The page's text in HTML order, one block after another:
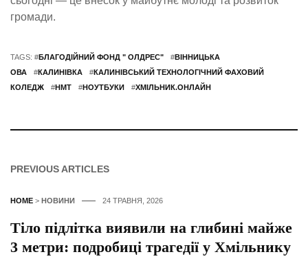
громади.
TAGS: #БЛАГОДІЙНИЙ ФОНД " ОЛДРЕС" #ВІННИЦЬКА
ОВА
#КАЛИНІВКА #КАЛИНІВСЬКИЙ ТЕХНОЛОГІЧНИЙ ФАХОВИЙ
КОЛЕДЖ
#НМТ #НОУТБУКИ #ХМІЛЬНИК.ОНЛАЙН
PREVIOUS ARTICLES
HOME > НОВИНИ 24 ТРАВНЯ, 2026
Тіло підлітка виявили на глибині майже
3 метри: подробиці трагедії у Хмільнику